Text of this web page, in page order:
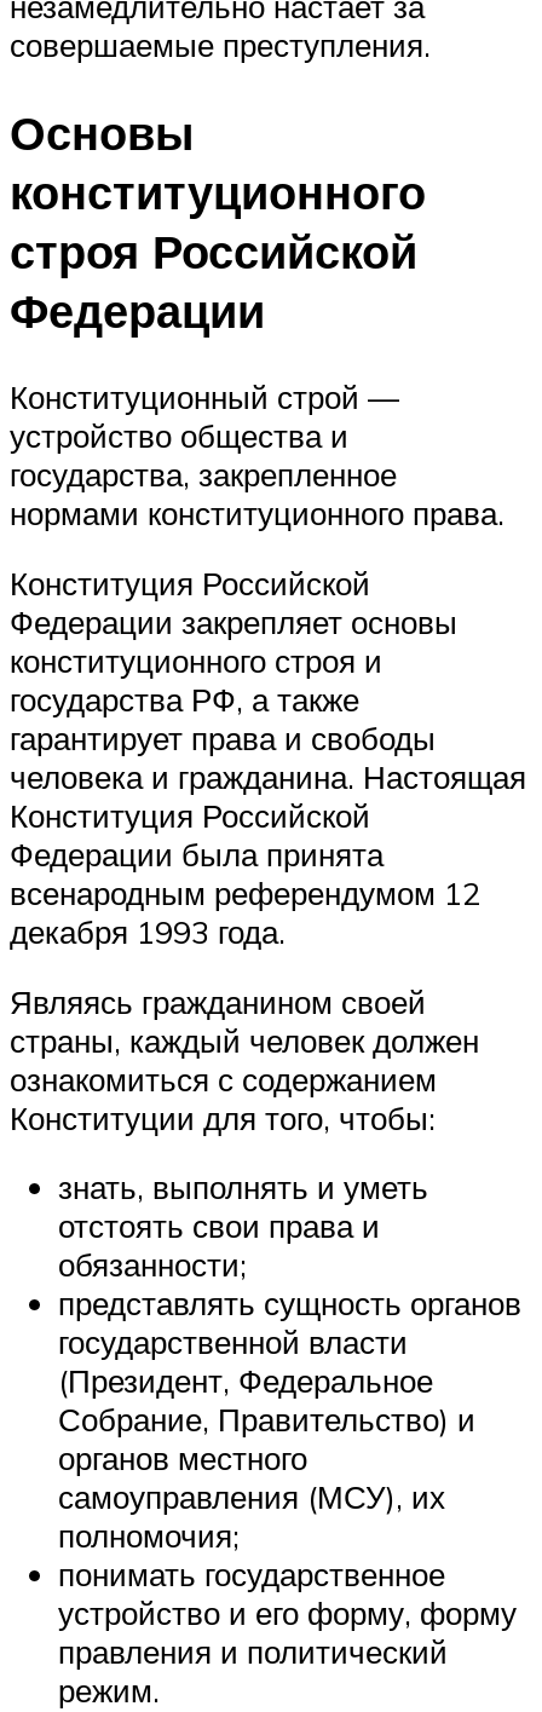
совершаемые преступления.
Основы
конституционного
строя Российской
Федерации
Конституционный строй —
устройство общества и
государства, закрепленное
нормами конституционного права.
Конституция Российской
Федерации закрепляет основы
конституционного строя и
государства РФ, а также
гарантирует права и свободы
человека и гражданина. Настоящая
Конституция Российской
Федерации была принята
всенародным референдумом 12
декабря 1993 года.
Являясь гражданином своей
страны, каждый человек должен
ознакомиться с содержанием
Конституции для того, чтобы:
знать, выполнять и уметь
отстоять свои права и
обязанности;
представлять сущность органов
государственной власти
(Президент, Федеральное
Собрание, Правительство) и
органов местного
самоуправления (МСУ), их
полномочия;
понимать государственное
устройство и его форму, форму
правления и политический
режим.